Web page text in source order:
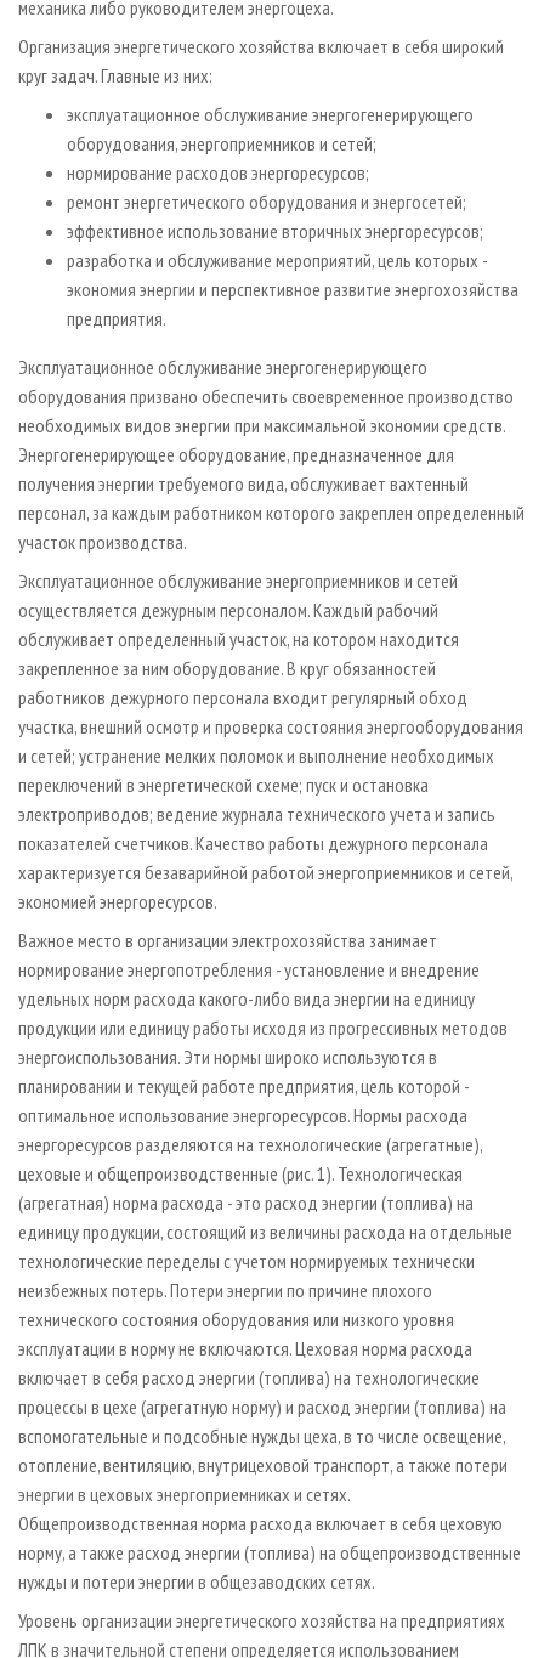
механика либо руководителем энергоцеха.
Организация энергетического хозяйства включает в себя широкий
круг задач. Главные из них:
эксплуатационное обслуживание энергогенерирующего
оборудования, энергоприемников и сетей;
нормирование расходов энергоресурсов;
ремонт энергетического оборудования и энергосетей;
эффективное использование вторичных энергоресурсов;
разработка и обслуживание мероприятий, цель которых -
экономия энергии и перспективное развитие энергохозяйства
предприятия.
Эксплуатационное обслуживание энергогенерирующего
оборудования призвано обеспечить своевременное производство
необходимых видов энергии при максимальной экономии средств.
Энергогенерирующее оборудование, предназначенное для
получения энергии требуемого вида, обслуживает вахтенный
персонал, за каждым работником которого закреплен определенный
участок производства.
Эксплуатационное обслуживание энергоприемников и сетей
осуществляется дежурным персоналом. Каждый рабочий
обслуживает определенный участок, на котором находится
закрепленное за ним оборудование. В круг обязанностей
работников дежурного персонала входит регулярный обход
участка, внешний осмотр и проверка состояния энергооборудования
и сетей; устранение мелких поломок и выполнение необходимых
переключений в энергетической схеме; пуск и остановка
электроприводов; ведение журнала технического учета и запись
показателей счетчиков. Качество работы дежурного персонала
характеризуется безаварийной работой энергоприемников и сетей,
экономией энергоресурсов.
Важное место в организации электрохозяйства занимает
нормирование энергопотребления - установление и внедрение
удельных норм расхода какого-либо вида энергии на единицу
продукции или единицу работы исходя из прогрессивных методов
энергоиспользования. Эти нормы широко используются в
планировании и текущей работе предприятия, цель которой -
оптимальное использование энергоресурсов. Нормы расхода
энергоресурсов разделяются на технологические (агрегатные),
цеховые и общепроизводственные (рис. 1). Технологическая
(агрегатная) норма расхода - это расход энергии (топлива) на
единицу продукции, состоящий из величины расхода на отдельные
технологические переделы с учетом нормируемых технически
неизбежных потерь. Потери энергии по причине плохого
технического состояния оборудования или низкого уровня
эксплуатации в норму не включаются. Цеховая норма расхода
включает в себя расход энергии (топлива) на технологические
процессы в цехе (агрегатную норму) и расход энергии (топлива) на
вспомогательные и подсобные нужды цеха, в то числе освещение,
отопление, вентиляцию, внутрицеховой транспорт, а также потери
энергии в цеховых энергоприемниках и сетях.
Общепроизводственная норма расхода включает в себя цеховую
норму, а также расход энергии (топлива) на общепроизводственные
нужды и потери энергии в общезаводских сетях.
Уровень организации энергетического хозяйства на предприятиях
ЛПК в значительной степени определяется использованием